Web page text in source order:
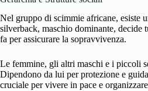
Nel gruppo di scimmie africane, esiste
silverback, maschio dominante, decide
fa per assicurare la sopravvivenza.
Le femmine, gli altri maschi e i piccoli
Dipendono da lui per protezione e
cruciale per vivere in pace e